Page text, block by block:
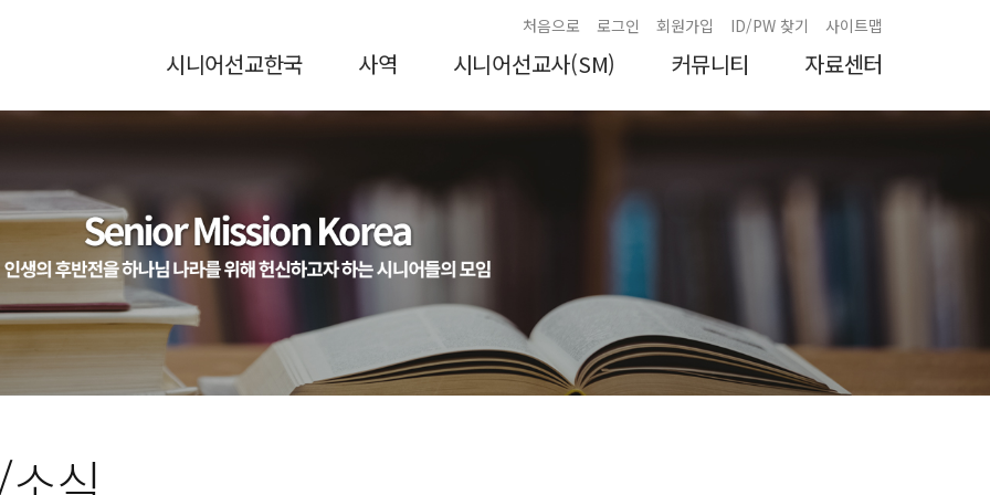
처음으로 로그인 회원가입 ID/PW 찾기 사이트맵
시니어선교한국 사역 시니어선교사(SM) 커뮤니티 자료센터